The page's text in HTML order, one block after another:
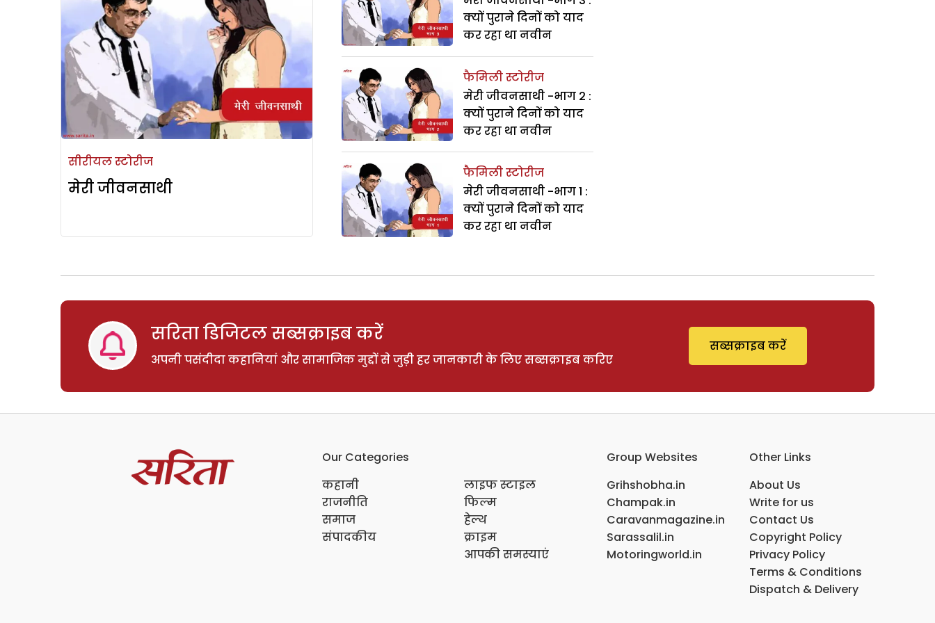
सीरीयल स्टोरीज
मेरी जीवनसाथी
क्यों पुराने दिनों को याद
कर रहा था नवीन
फैमिली स्टोरीज
मेरी जीवनसाथी -भाग 2 :
क्यों पुराने दिनों को याद
कर रहा था नवीन
फैमिली स्टोरीज
मेरी जीवनसाथी -भाग 1 :
क्यों पुराने दिनों को याद
कर रहा था नवीन
सरिता डिजिटल सब्सक्राइब करें
अपनी पसंदीदा कहानियां और सामाजिक मुद्दों से जुड़ी हर जानकारी के लिए सब्सक्राइब करिए
सब्सक्राइब करें
Our Categories
कहानी
राजनीति
समाज
संपादकीय
लाइफ स्टाइल
फिल्म
हेल्थ
क्राइम
आपकी समस्याएं
Group Websites
Grihshobha.in
Champak.in
Caravanmagazine.in
Sarassalil.in
Motoringworld.in
Other Links
About Us
Write for us
Contact Us
Copyright Policy
Privacy Policy
Terms & Conditions
Dispatch & Delivery